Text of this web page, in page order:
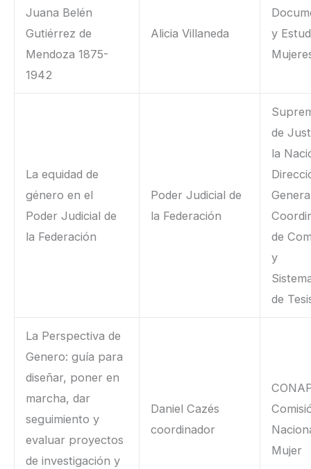
Juana Belén
Gutiérrez de
Mendoza 1875-
1942
Alicia Villaneda
y
La equidad de
género en el
Poder Judicial de
la Federación
Poder Judicial de
la Federación
de
la
de
y
de
La Perspectiva de
Genero: guía para
diseñar, poner en
marcha, dar
seguimiento y
evaluar proyectos
de investigación y
Daniel Cazés
coordinador
Mujer